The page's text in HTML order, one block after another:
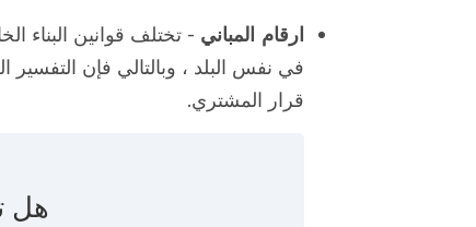
ارقام المباني - تختلف قوانين البناء
في نفس البلد ، وبالتالي فإن
قرار المشتري.
هل